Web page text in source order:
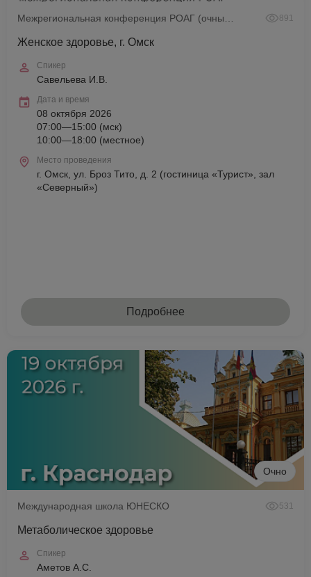
891
Женское здоровье, г. Омск
Спикер
Савельева И.В.
Дата и время
08 октября 2026
07:00—15:00 (мск)
10:00—18:00 (местное)
Место проведения
г. Омск, ул. Броз Тито, д. 2 (гостиница «Турист», зал
«Северный»)
Подробнее
Очно
Международная школа ЮНЕСКО 531
Метаболическое здоровье
Спикер
Аметов А.С.